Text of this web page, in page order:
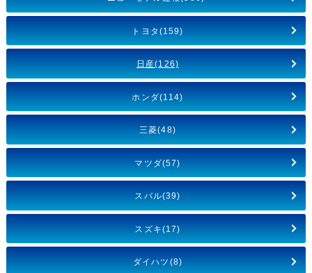
トヨタ(159)
日産(126)
ホンダ(114)
三菱(48)
マツダ(57)
スバル(39)
スズキ(17)
ダイハツ(8)